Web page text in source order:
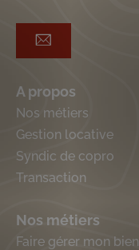
A propos
Nos métiers
Gestion locative
Syndic de copro
Transaction
Nos métiers
Faire gérer mon bien